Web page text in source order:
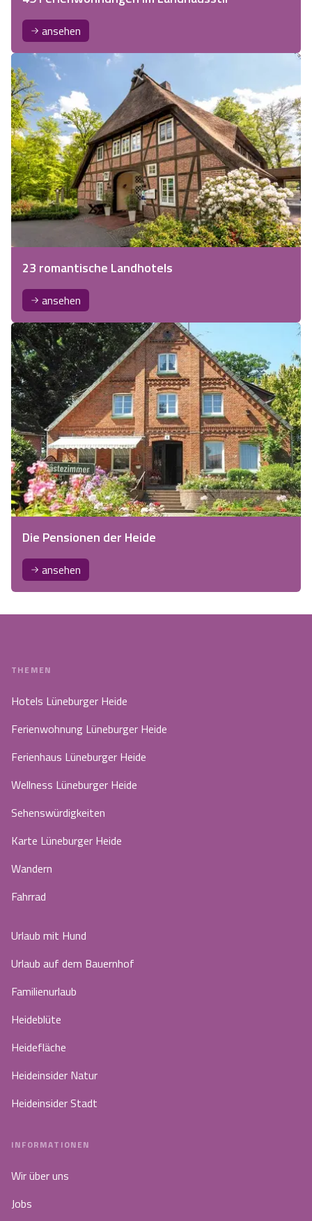
ansehen
23 romantische Landhotels
ansehen
Die Pensionen der Heide
ansehen
THEMEN
Hotels Lüneburger Heide
Ferienwohnung Lüneburger Heide
Ferienhaus Lüneburger Heide
Wellness Lüneburger Heide
Sehenswürdigkeiten
Karte Lüneburger Heide
Wandern
Fahrrad
Urlaub mit Hund
Urlaub auf dem Bauernhof
Familienurlaub
Heideblüte
Heidefläche
Heideinsider Natur
Heideinsider Stadt
INFORMATIONEN
Wir über uns
Jobs